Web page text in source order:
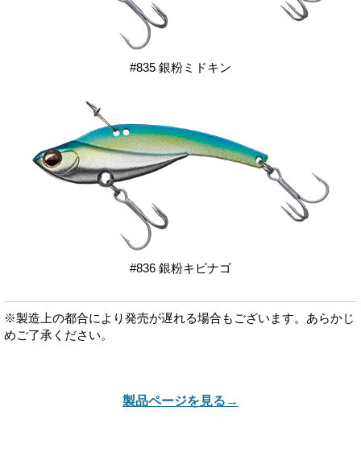
#835 銀粉ミドキン
#836 銀粉キビナゴ
※製造上の都合により発売が遅れる場合もございます。あらかじ
めご了承ください。
製品ページを見る→